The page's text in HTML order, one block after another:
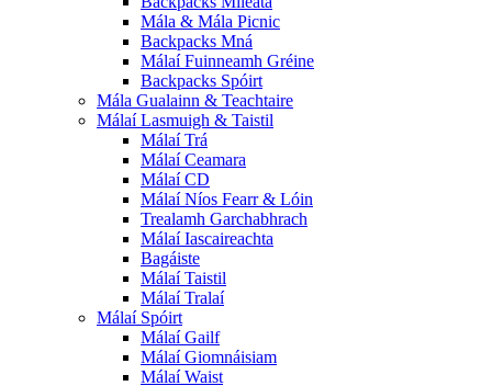
Mála & Mála Picnic
Backpacks Mná
Málaí Fuinneamh Gréine
Backpacks Spóirt
Mála Gualainn & Teachtaire
Málaí Lasmuigh & Taistil
Málaí Trá
Málaí Ceamara
Málaí CD
Málaí Níos Fearr & Lóin
Trealamh Garchabhrach
Málaí Iascaireachta
Bagáiste
Málaí Taistil
Málaí Tralaí
Málaí Spóirt
Málaí Gailf
Málaí Giomnáisiam
Málaí Waist